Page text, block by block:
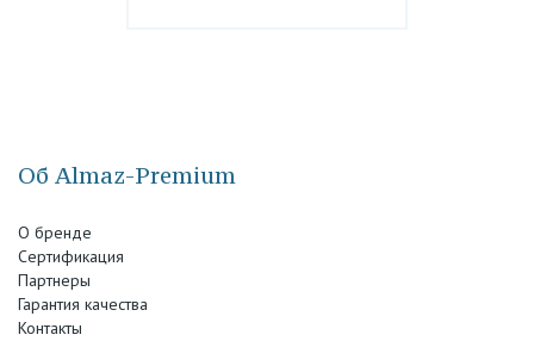
Об Almaz-Premium
О бренде
Сертификация
Партнеры
Гарантия качества
Контакты